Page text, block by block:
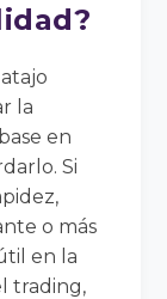
la
en
Si
o más
en la
trading,